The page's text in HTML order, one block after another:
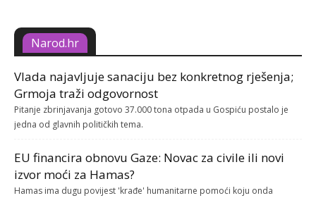
Narod.hr
Vlada najavljuje sanaciju bez konkretnog rješenja;
Grmoja traži odgovornost
Pitanje zbrinjavanja gotovo 37.000 tona otpada u Gospiću postalo je
jedna od glavnih političkih tema.
EU financira obnovu Gaze: Novac za civile ili novi
izvor moći za Hamas?
Hamas ima dugu povijest 'krađe' humanitarne pomoći koju onda